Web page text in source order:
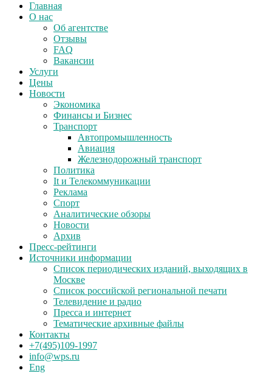
Главная
О нас
Об агентстве
Отзывы
FAQ
Вакансии
Услуги
Цены
Новости
Экономика
Финансы и Бизнес
Транспорт
Автопромышленность
Авиация
Железнодорожный транспорт
Политика
It и Телекоммуникации
Реклама
Спорт
Аналитические обзоры
Новости
Архив
Пресс-рейтинги
Источники информации
Список периодических изданий, выходящих в
Москве
Список российской региональной печати
Телевидение и радио
Пресса и интернет
Тематические архивные файлы
Контакты
+7(495)109-1997
info@wps.ru
Eng